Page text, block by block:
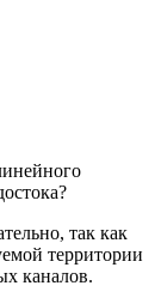
так как
территории
каналов.